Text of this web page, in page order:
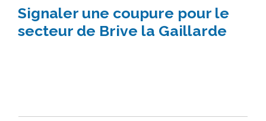
Signaler une coupure pour le
secteur de Brive la Gaillarde